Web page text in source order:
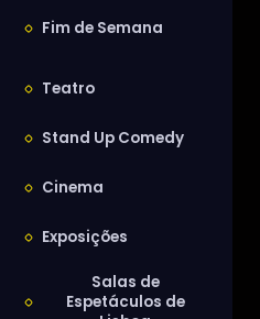
Fim de Semana
Teatro
Stand Up Comedy
Cinema
Exposições
Salas de
Espetáculos de